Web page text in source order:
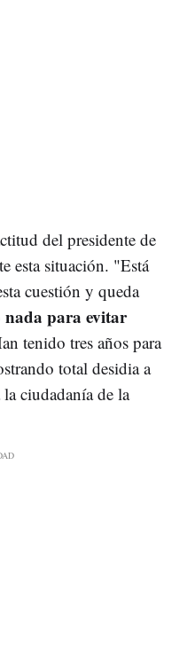
del presidente de
esta situación. "Está
cuestión y queda
nada para evitar
tenido tres años para
total desidia a
ciudadanía de la